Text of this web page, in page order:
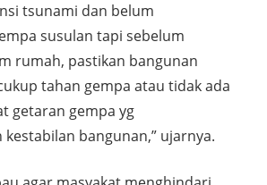
tsunami dan belum
susulan tapi sebelum
rumah, pastikan bangunan
tahan gempa atau tidak ada
getaran gempa yg
kestabilan bangunan,” ujarnya.